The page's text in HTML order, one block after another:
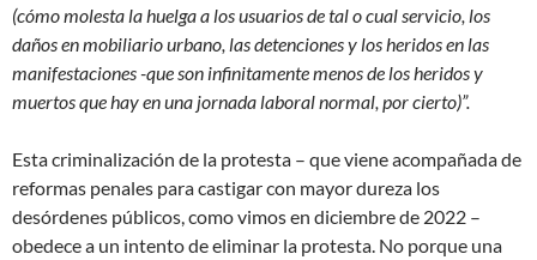
(cómo molesta la huelga a los usuarios de tal o cual servicio, los
daños en mobiliario urbano, las detenciones y los heridos en las
manifestaciones -que son infinitamente menos de los heridos y
muertos que hay en una jornada laboral normal, por cierto)”.
Esta criminalización de la protesta – que viene acompañada de
reformas penales para castigar con mayor dureza los
desórdenes públicos, como vimos en diciembre de 2022 –
obedece a un intento de eliminar la protesta. No porque una